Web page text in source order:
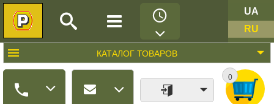
UA
RU
КАТАЛОГ ТОВАРОВ
0